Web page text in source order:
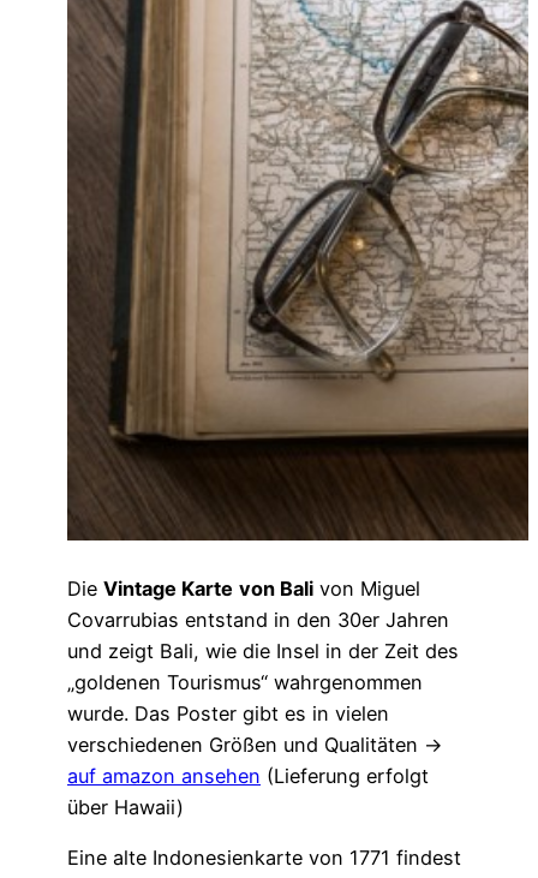
Die Vintage Karte von Bali von Miguel
Covarrubias entstand in den 30er Jahren
und zeigt Bali, wie die Insel in der Zeit des
„goldenen Tourismus“ wahrgenommen
wurde. Das Poster gibt es in vielen
verschiedenen Größen und Qualitäten →
auf amazon ansehen (Lieferung erfolgt
über Hawaii)
Eine alte Indonesienkarte von 1771 findest